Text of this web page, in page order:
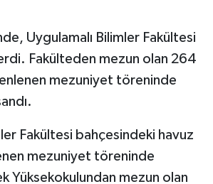
Uygulamalı Bilimler Fakültesi
Fakülteden mezun olan 264
mezuniyet töreninde
Fakültesi bahçesindeki havuz
mezuniyet töreninde
Yüksekokulundan mezun olan